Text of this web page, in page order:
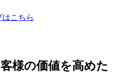
こちら
様の価値を高めた